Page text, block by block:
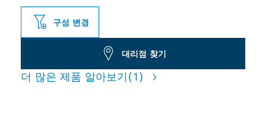
구성 변경
대리점 찾기
더 많은 제품 알아보기(1)